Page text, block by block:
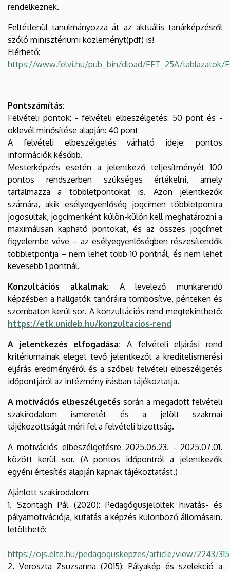
rendelkeznek.
Feltétlenül tanulmányozza át az aktuális tanárképzésről
szóló minisztériumi közleményt(pdf) is!
Elérhető:
https://www.felvi.hu/pub_bin/dload/FFT_25A/tablazatok/
Pontszámítás:
Felvételi pontok: - felvételi elbeszélgetés: 50 pont és -
oklevél minősítése alapján: 40 pont
A felvételi elbeszélgetés várható ideje: pontos
információk később.
Mesterképzés esetén a jelentkező teljesítményét 100
pontos rendszerben szükséges értékelni, amely
tartalmazza a többletpontokat is. Azon jelentkezők
számára, akik esélyegyenlőség jogcímen többletpontra
jogosultak, jogcímenként külön-külön kell meghatározni a
maximálisan kapható pontokat, és az összes jogcímet
figyelembe véve – az esélyegyenlőségben részesítendők
többletpontja – nem lehet több 10 pontnál, és nem lehet
kevesebb 1 pontnál.
Konzultációs alkalmak: A levelező munkarendű
képzésben a hallgatók tanóráira tömbösítve, pénteken és
szombaton kerül sor. A konzultációs rend megtekinthető:
https://etk.unideb.hu/konzultacios-rend
A jelentkezés elfogadása: A felvételi eljárási rend
kritériumainak eleget tevő jelentkezőt a kreditelismerési
eljárás eredményéről és a szóbeli felvételi elbeszélgetés
időpontjáról az intézmény írásban tájékoztatja.
A motivációs elbeszélgetés során a megadott felvételi
szakirodalom ismeretét és a jelölt szakmai
tájékozottságát méri fel a felvételi bizottság.
A motivációs elbeszélgetésre 2025.06.23. - 2025.07.01.
között kerül sor. (A pontos időpontról a jelentkezők
egyéni értesítés alapján kapnak tájékoztatást.)
Ajánlott szakirodalom:
1. Szontagh Pál (2020): Pedagógusjelöltek hivatás- és
pályamotivációja, kutatás a képzés különböző állomásain.
letölthető:
https://ojs.elte.hu/pedagoguskepzes/article/view/2243/
2. Veroszta Zsuzsanna (2015): Pályakép és szelekció a